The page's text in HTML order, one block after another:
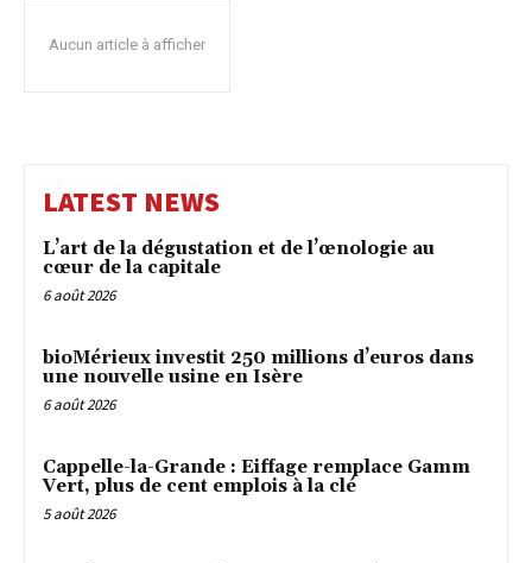
Aucun article à afficher
LATEST NEWS
L’art de la dégustation et de l’œnologie au
cœur de la capitale
6 août 2026
bioMérieux investit 250 millions d’euros dans
une nouvelle usine en Isère
6 août 2026
Cappelle-la-Grande : Eiffage remplace Gamm
Vert, plus de cent emplois à la clé
5 août 2026